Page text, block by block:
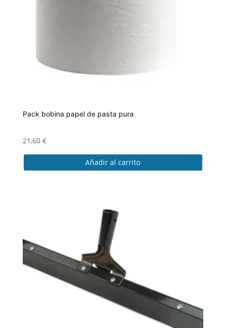
Pack bobina papel de pasta pura
21,60 €
Añadir al carrito